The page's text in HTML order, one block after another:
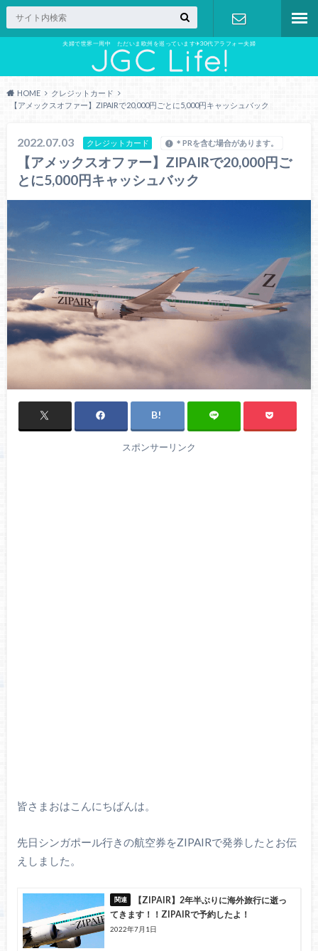
夫婦で世界一周中 ただいま欧州を巡っています✈︎30代アラフォー夫婦
お問い合わ
HOME
クレジットカード
【アメックスオファー】ZIPAIRで20,000円ごとに5,000円キャッシュバック
2022.07.03 クレジットカード ＊PRを含む場合があります。
【アメックスオファー】ZIPAIRで20,000円ご
とに5,000円キャッシュバック
スポンサーリンク
皆さまおはこんにちばんは。
先日シンガポール行きの航空券をZIPAIRで発券したとお伝
えしました。
【ZIPAIR】2年半ぶりに海外旅行に逝っ
てきます！！ZIPAIRで予約したよ！
2022年7月1日